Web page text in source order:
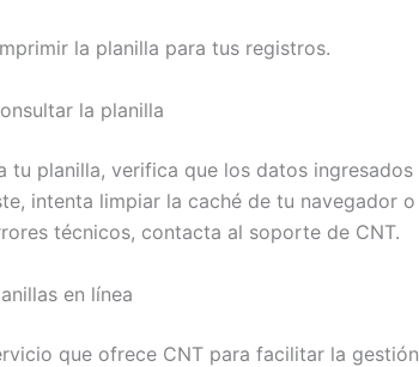
la planilla para tus registros.
la planilla
tu planilla, verifica que los datos ingresados
intenta limpiar la caché de tu navegador o
técnicos, contacta al soporte de CNT.
en línea
que ofrece CNT para facilitar la gestión